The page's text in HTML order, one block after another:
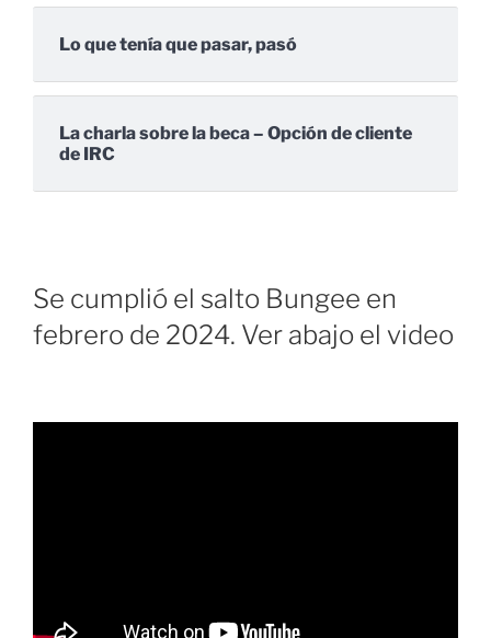
Lo que tenía que pasar, pasó
La charla sobre la beca – Opción de cliente
de IRC
Se cumplió el salto Bungee en
febrero de 2024. Ver abajo el video